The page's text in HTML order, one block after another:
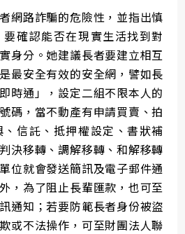
網路詐騙的危險性，並指出慎
確認能否在現實生活找到對
身分。她建議長者要建立相互
最安全有效的安全網，譬如長
時通」，設定二組不限本人的
碼，當不動產有申請買賣、拍
信託、抵押權設定、書狀補
決移轉、調解移轉、和解移轉
位就會發送簡訊及電子郵件通
，為了阻止長輩匯款，也可至
通知；若要防範長者身份被盜
或不法操作，可至財團法人聯